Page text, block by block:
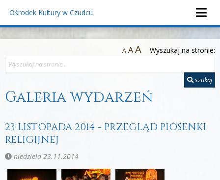
Ośrodek Kultury w Czudcu
A AA Wyszukaj na stronie:
szukaj
Galeria wydarzeń
23 LISTOPADA 2014 - PRZEGLĄD PIOSENKI
RELIGIJNEJ
niedziela 23.11.2014